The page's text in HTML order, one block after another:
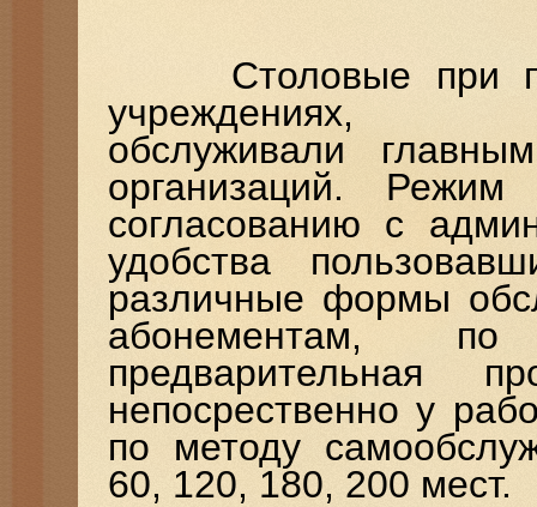
Столовые при
учреждениях,
обслуживали
организаций.
согласованию с
удобства
различные формы
абонементам,
предварительная
непосрественно у
по методу
60, 120, 180, 200 мест.